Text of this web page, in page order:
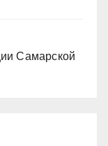
Самарской